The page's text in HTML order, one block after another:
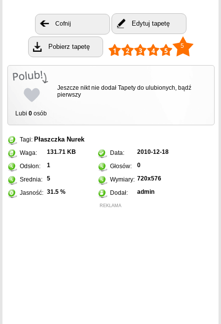
Cofnij Edytuj tapetę
Pobierz tapetę 5
Lubi 0 osób
Jeszcze nikt nie dodał Tapety do ulubionych, bądź
pierwszy
Tagi: Płaszczka Nurek
Waga: 131.71 KB Data: 2010-12-18
Odsłon: 1 Głosów: 0
Srednia: 5 Wymiary: 720x576
Jasność: 31.5 % Dodał: admin
REKLAMA